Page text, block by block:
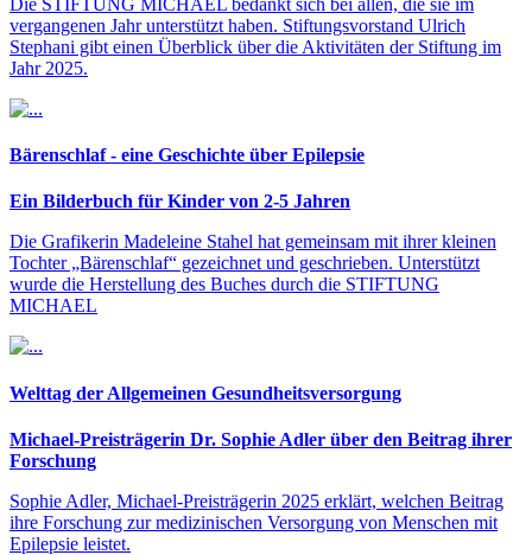
Die STIFTUNG MICHAEL bedankt sich bei allen, die sie im
vergangenen Jahr unterstützt haben. Stiftungsvorstand Ulrich
Stephani gibt einen Überblick über die Aktivitäten der Stiftung im
Jahr 2025.
Bärenschlaf - eine Geschichte über Epilepsie
Ein Bilderbuch für Kinder von 2-5 Jahren
Die Grafikerin Madeleine Stahel hat gemeinsam mit ihrer kleinen
Tochter „Bärenschlaf“ gezeichnet und geschrieben. Unterstützt
wurde die Herstellung des Buches durch die STIFTUNG
MICHAEL
Welttag der Allgemeinen Gesundheitsversorgung
Michael-Preisträgerin Dr. Sophie Adler über den Beitrag ihrer
Forschung
Sophie Adler, Michael-Preisträgerin 2025 erklärt, welchen Beitrag
ihre Forschung zur medizinischen Versorgung von Menschen mit
Epilepsie leistet.